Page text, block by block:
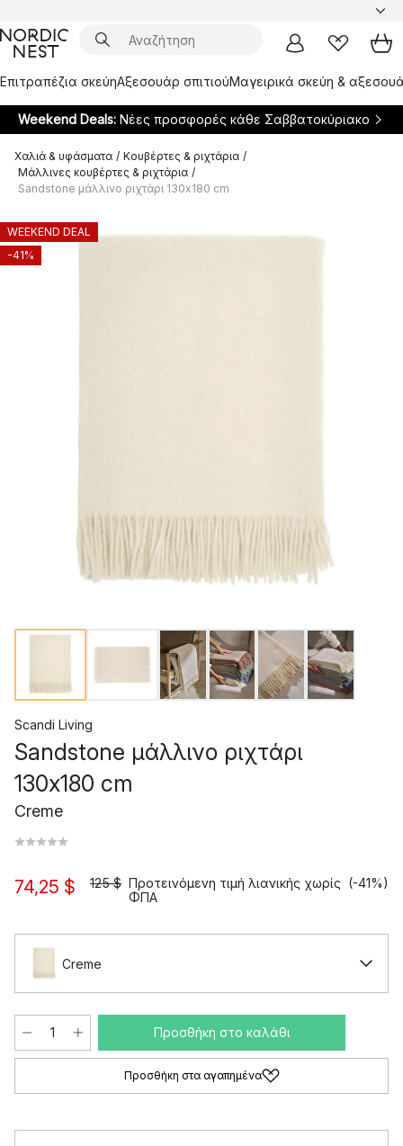
Επιτραπέζια σκεύηΑξεσουάρ σπιτιούΜαγειρικά σκεύη &
Weekend Deals: Νέες προσφορές κάθε Σαββατοκύριακο
Χαλιά & υφάσματα / Κουβέρτες & ριχτάρια /
Μάλλινες κουβέρτες & ριχτάρια /
Sandstone μάλλινο ριχτάρι 130x180 cm
WEEKEND DEAL
-41%
Scandi Living
Sandstone μάλλινο ριχτάρι
130x180 cm
Creme
74,25 $ 125 $ Προτεινόμενη τιμή λιανικής χωρίς
ΦΠΑ
(-41%)
Creme
Προσθήκη στο καλάθι
Προσθήκη στα αγαπημένα